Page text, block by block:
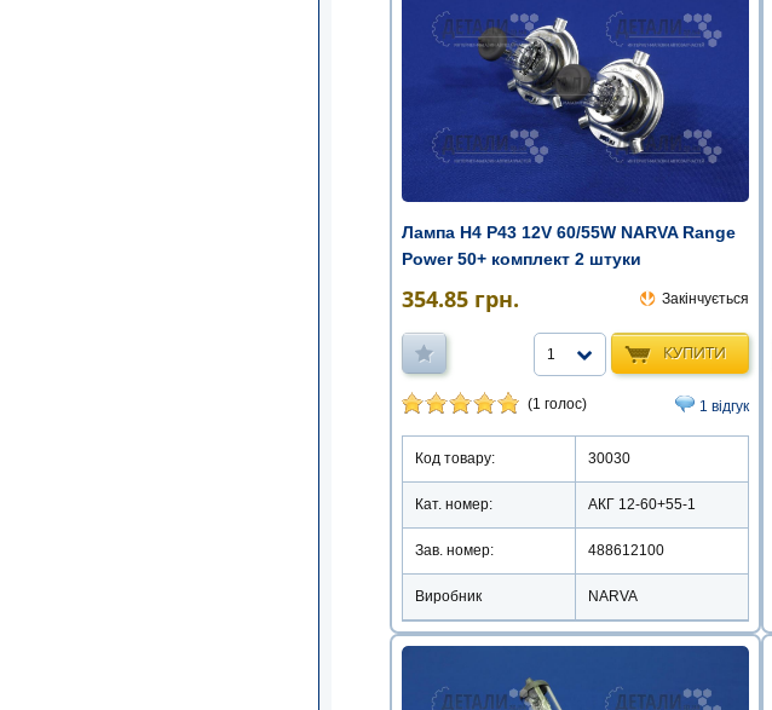
Лампа Н4 Р43 12V 60/55W NARVA Range
Power 50+ комплект 2 штуки
354.85 грн. Закінчується
КУПИТИ
1
(1 голос) 1 відгук
Код товару: 30030
Кат. номер: АКГ 12-60+55-1
Зав. номер: 488612100
Виробник NARVA